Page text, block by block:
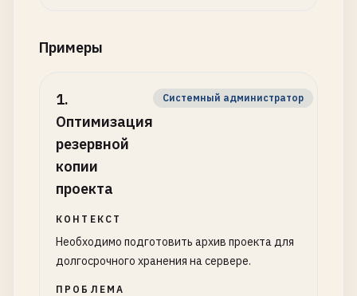
Примеры
1.
Оптимизация
резервной
копии
проекта
Системный администратор
КОНТЕКСТ
Необходимо подготовить архив проекта для
долгосрочного хранения на сервере.
ПРОБЛЕМА